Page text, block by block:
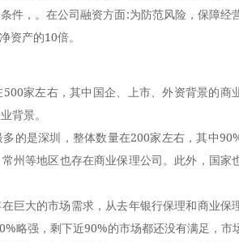
件，。在公司融资方面:为防范风险，保障经
资产的10倍。
家左右，其中国企、上市、外资背景的商
背景。
是深圳，整体数量在200家左右，其中
州等地区也存在商业保理公司。此外，国家
大的市场需求，从去年银行保理和商业保
略强，剩下近90%的市场都还没有满足，市